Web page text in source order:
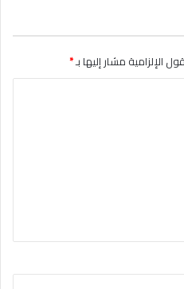
الإلزامية مشار إليها بـ*